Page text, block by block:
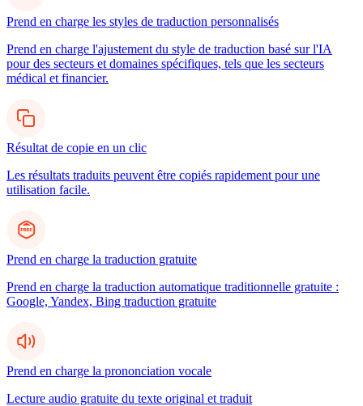
Prend en charge les styles de traduction personnalisés
Prend en charge l'ajustement du style de traduction basé sur l'IA
pour des secteurs et domaines spécifiques, tels que les secteurs
médical et financier.
Résultat de copie en un clic
Les résultats traduits peuvent être copiés rapidement pour une
utilisation facile.
Prend en charge la traduction gratuite
Prend en charge la traduction automatique traditionnelle gratuite :
Google, Yandex, Bing traduction gratuite
Prend en charge la prononciation vocale
Lecture audio gratuite du texte original et traduit